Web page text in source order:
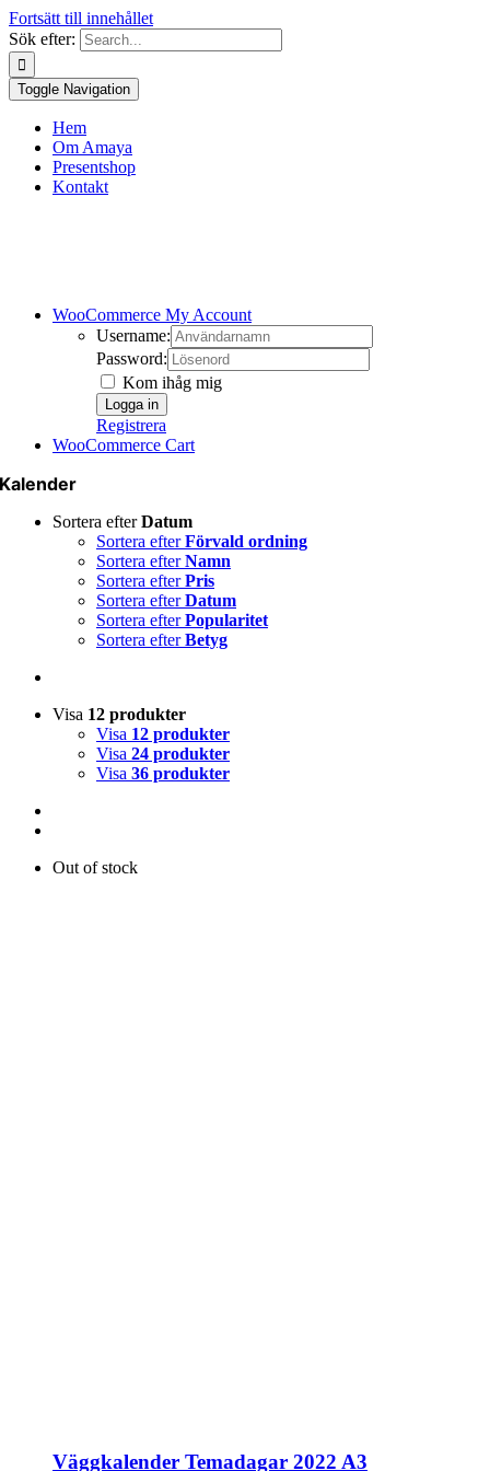
Fortsätt till innehållet
Sök efter:
Toggle Navigation
Hem
Om Amaya
Presentshop
Kontakt
WooCommerce My Account
Username:
Password:
Kom ihåg mig
Registrera
WooCommerce Cart
Kalender
Sortera efterDatum
Sortera efterFörvald ordning
Sortera efterNamn
Sortera efterPris
Sortera efterDatum
Sortera efterPopularitet
Sortera efterBetyg
Visa 12 produkter
Visa 12 produkter
Visa 24 produkter
Visa 36 produkter
Out of stock
Väggkalender Temadagar 2022 A3